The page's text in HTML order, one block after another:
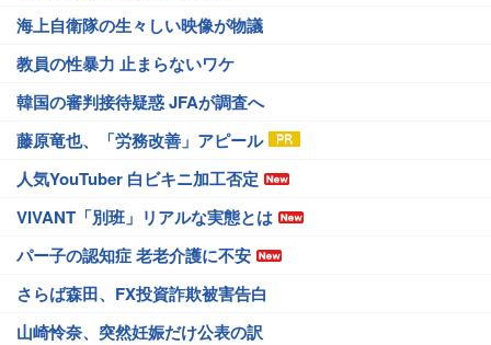
海上自衛隊の生々しい映像が物議
教員の性暴力 止まらないワケ
韓国の審判接待疑惑 JFAが調査へ
藤原竜也、「労務改善」アピール
人気YouTuber 白ビキニ加工否定
VIVANT「別班」リアルな実態とは
パー子の認知症 老老介護に不安
さらば森田、FX投資詐欺被害告白
山崎怜奈、突然妊娠だけ公表の訳